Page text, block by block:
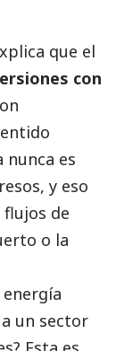
que el
con
nunca es
y eso
de
o la
un sector